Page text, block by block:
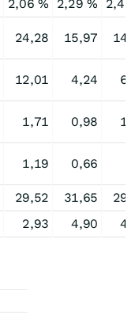
2,06 % 2,29 %
2,42
24,28 15,97
12,01 4,24
1,71 0,98
1,19 0,66
29,52 31,65
2,93 4,90